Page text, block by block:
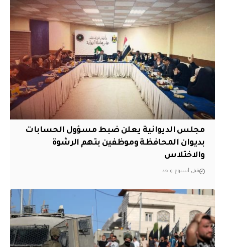
مجلس الديوانية يعلن ضبط مسؤول الحسابات
بديوان المحافظة وموظفين بتهم الرشوة
والاختلاس
قبل أسبوع واحد